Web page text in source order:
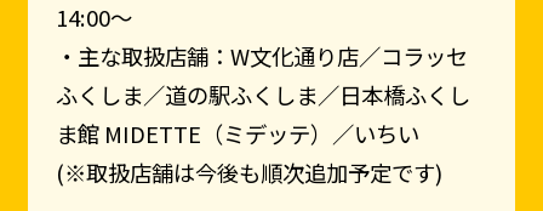
14:00〜
・主な取扱店舗：W文化通り店／コラッセ
ふくしま／道の駅ふくしま／日本橋ふくし
ま館 MIDETTE（ミデッテ）／いちい
(※取扱店舗は今後も順次追加予定です)